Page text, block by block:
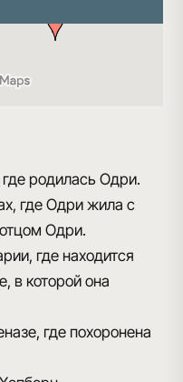
родилась Одри.
где Одри жила с
Одри.
где находится
в которой она
где похоронена